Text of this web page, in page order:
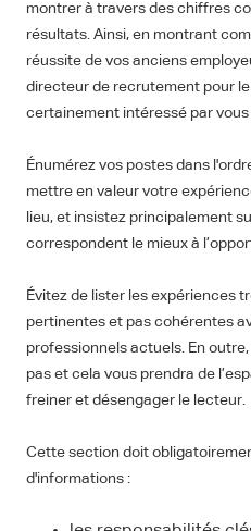
montrer à travers des chiffres
résultats. Ainsi, en montrant
réussite de vos anciens
directeur de recrutement pour
certainement intéressé par
Énumérez vos postes dans
mettre en valeur votre
lieu, et insistez principalement
correspondent le mieux à
Évitez de lister les expériences
pertinentes et pas cohérentes
professionnels actuels. En
pas et cela vous prendra de
freiner et désengager le lecteur.
Cette section doit
d'informations :